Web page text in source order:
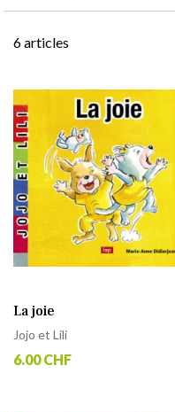
6articles
La joie
Jojo et Lili
6.00 CHF